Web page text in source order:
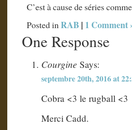
C’est à cause de séries
Posted in RAB | 1 Comment
One Response
Courgine Says:
septembre 20th, 2016 at
Cobra <3 le rugball <3
Merci Cadd.